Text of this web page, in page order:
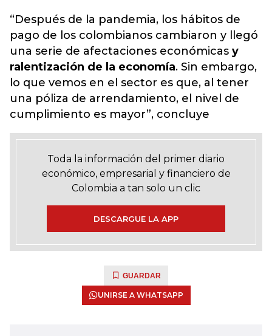
“Después de la pandemia, los hábitos de
pago de los colombianos cambiaron y llegó
una serie de afectaciones económicas y
ralentización de la economía. Sin embargo,
lo que vemos en el sector es que, al tener
una póliza de arrendamiento, el nivel de
cumplimiento es mayor”, concluye
Toda la información del primer diario
económico, empresarial y financiero de
Colombia a tan solo un clic
DESCARGUE LA APP
GUARDAR
UNIRSE A WHATSAPP